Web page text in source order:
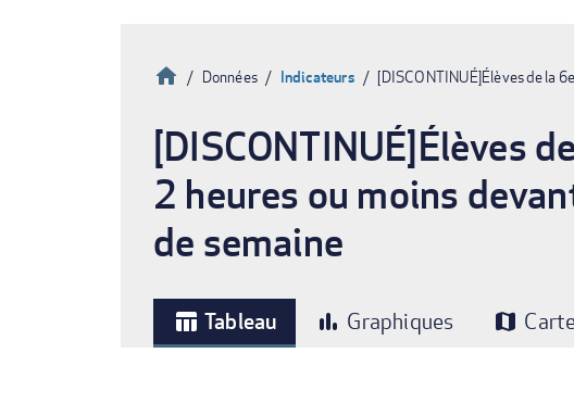
Fil
d'Ariane
Accueil
Données Indicateurs [DISCONTINUÉ]Élèves de la
[DISCONTINUÉ]Élèves
2 heures ou moins
de semaine
table_chart Tableau bar_chart Graphiques map